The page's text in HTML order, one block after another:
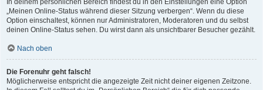
In deinem persönlichen Bereich findest du in den Einstellungen eine Option
„Meinen Online-Status während dieser Sitzung verbergen“. Wenn du diese
Option einschaltest, können nur Administratoren, Moderatoren und du selbst
deinen Online-Status sehen. Du wirst dann als unsichtbarer Besucher gezählt.
Nach oben
Die Forenuhr geht falsch!
Möglicherweise entspricht die angezeigte Zeit nicht deiner eigenen Zeitzone.